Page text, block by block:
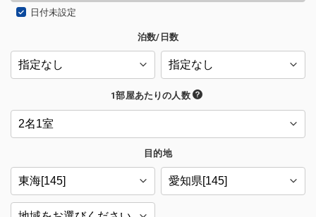
日付未設定
泊数/日数
1部屋あたりの人数
目的地